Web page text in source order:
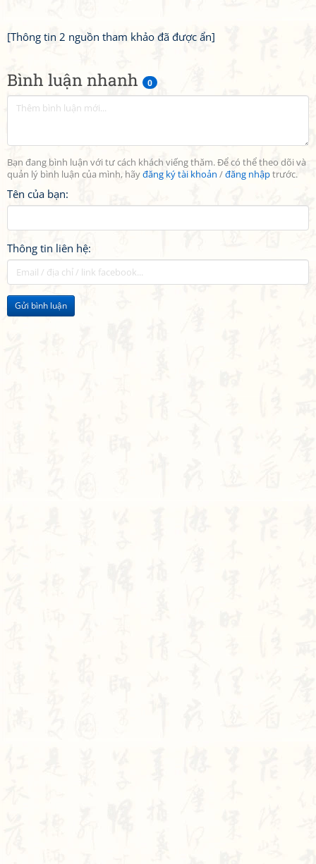
Bình luận nhanh 0
Bạn đang bình luận với tư cách khách viếng thăm. Để có thể theo dõi và
quản lý bình luận của mình, hãyđăng ký tài khoản /đăng nhậptrước.
Tên của bạn:
Thông tin liên hệ:
Gửi bình luận
[Thông tin 2 nguồn tham khảo đã được ẩn]